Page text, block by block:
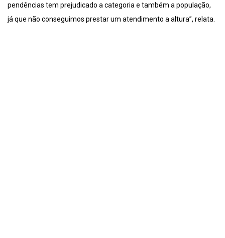
pendências tem prejudicado a categoria e também a população,
já que não conseguimos prestar um atendimento a altura”, relata.